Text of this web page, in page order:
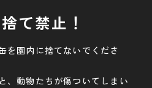
て禁止！
を園内に捨てないでくださ
、動物たちが傷ついてしまい